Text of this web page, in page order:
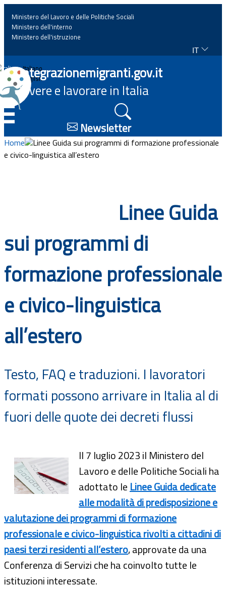
Home
News
Approfondimenti
Eventi
Documenti
Bandi
Guide
Ministero del Lavoro e delle Politiche Sociali
Ministero dell'interno
Ministero dell'istruzione
IT
Italiano
English
Integrazionemigranti.gov.it
Vivere e lavorare in Italia
Newsletter
Home
Linee Guida sui programmi di formazione professionale
e civico-linguistica all’estero
Linee Guida
sui programmi di
formazione professionale
e civico-linguistica
all’estero
Testo, FAQ e traduzioni. I lavoratori
formati possono arrivare in Italia al di
fuori delle quote dei decreti flussi
Il 7 luglio 2023 il Ministero del
Lavoro e delle Politiche Sociali ha
adottato le Linee Guida dedicate
alle modalità di predisposizione e
valutazione dei programmi di formazione
professionale e civico-linguistica rivolti a cittadini di
paesi terzi residenti all’estero, approvate da una
Conferenza di Servizi che ha coinvolto tutte le
istituzioni interessate.